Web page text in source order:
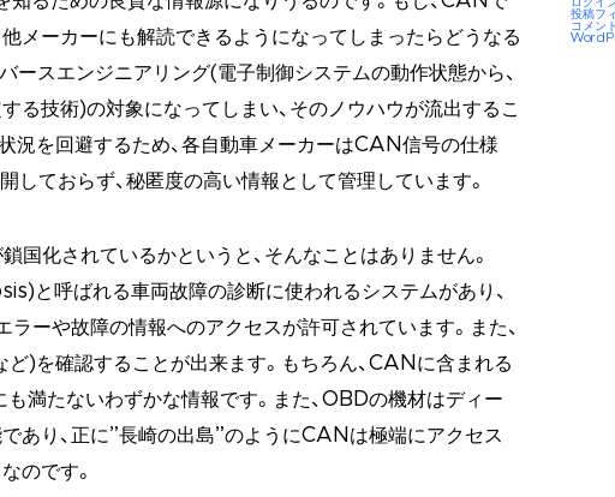
メーカーにも解読できるようになってしまったらどうなる
ースエンジニアリング(電子制御システムの動作状態から、
る技術)の対象になってしまい、そのノウハウが流出するこ
況を回避するため、各自動車メーカーはCAN信号の仕様
しておらず、秘匿度の高い情報として管理しています。
国化されているかというと、そんなことはありません。
呼ばれる車両故障の診断に使われるシステムがあり、
ラーや故障の情報へのアクセスが許可されています。また、
)を確認することが出来ます。もちろん、CANに含まれる
満たないわずかな情報です。また、OBDの機材はディー
あり、正に”長崎の出島”のようにCANは極端にアクセス
のです。
投稿フ
コメン